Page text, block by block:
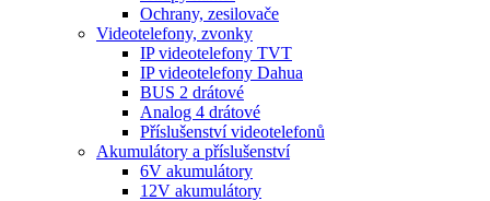
Ochrany, zesilovače
Videotelefony, zvonky
IP videotelefony TVT
IP videotelefony Dahua
BUS 2 drátové
Analog 4 drátové
Příslušenství videotelefonů
Akumulátory a příslušenství
6V akumulátory
12V akumulátory